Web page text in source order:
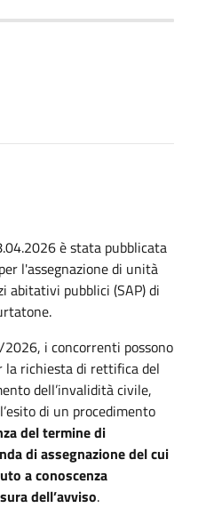
è stata pubblicata
l'assegnazione di unità
abitativi pubblici (SAP) di
i concorrenti possono
la richiesta di rettifica del
dell’invalidità civile,
di un procedimento
del termine di
di assegnazione del cui
a conoscenza
dell’avviso.